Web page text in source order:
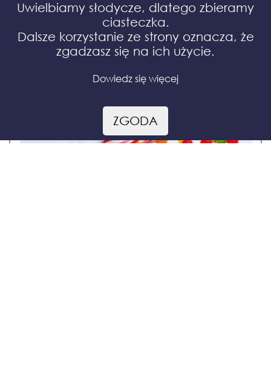
Uwielbiamy słodycze, dlatego zbieramy
ciasteczka.
Dalsze korzystanie ze strony oznacza, że
zgadzasz się na ich użycie.
Dowiedz się więcej
ZGODA